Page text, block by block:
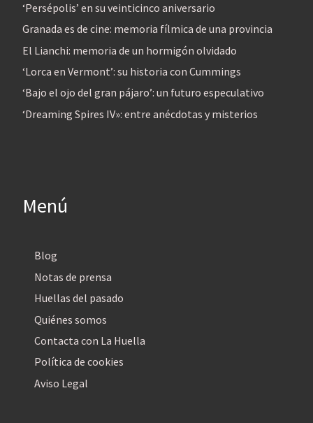
‘Persépolis’ en su veinticinco aniversario
Granada es de cine: memoria fílmica de una provincia
El Lianchi: memoria de un hormigón olvidado
‘Lorca en Vermont’: su historia con Cummings
‘Bajo el ojo del gran pájaro’: un futuro especulativo
‘Dreaming Spires IV»: entre anécdotas y misterios
Menú
Blog
Notas de prensa
Huellas del pasado
Quiénes somos
Contacta con La Huella
Política de cookies
Aviso Legal